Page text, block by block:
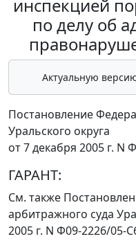
инспекцией
по делу об
Актуальную
Постановление
Уральского округа
от 7 декабря 2005 г. N
ГАРАНТ:
См. также
арбитражного суда
2005 г. N Ф09-2226/05-